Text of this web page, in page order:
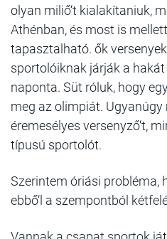
olyan miliő‘t kialakítaniuk,
Athénban, és most is
tapasztalható. ők
sportolóiknak járják a
naponta. Süt róluk, hogy
meg az olimpiát. Ugyanúgy
éremesélyes versenyző‘t,
típusú sportolót.
Szerintem óriási probléma,
ebbő‘l a szempontból